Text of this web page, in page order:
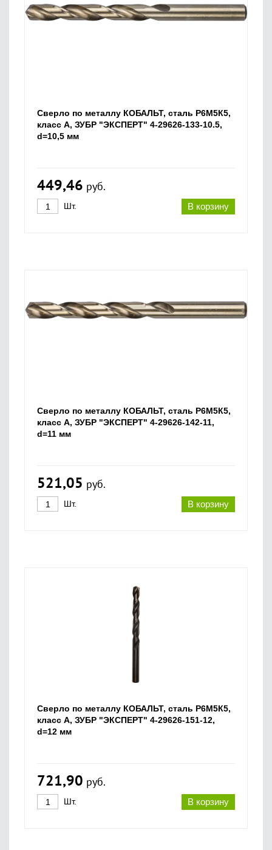
Сверло по металлу КОБАЛЬТ, сталь Р6М5К5,
класс А, ЗУБР "ЭКСПЕРТ" 4-29626-133-10.5,
d=10,5 мм
449,46 руб.
В корзину
Шт.
Сверло по металлу КОБАЛЬТ, сталь Р6М5К5,
класс А, ЗУБР "ЭКСПЕРТ" 4-29626-142-11,
d=11 мм
521,05 руб.
В корзину
Шт.
Сверло по металлу КОБАЛЬТ, сталь Р6М5К5,
класс А, ЗУБР "ЭКСПЕРТ" 4-29626-151-12,
d=12 мм
721,90 руб.
В корзину
Шт.